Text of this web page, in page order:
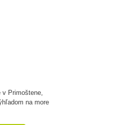
Primoštene,
na more